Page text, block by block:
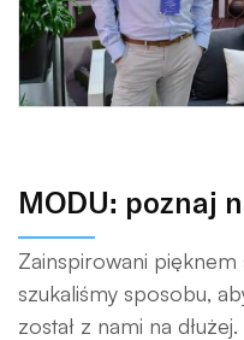
MODU: poznaj
Zainspirowani pięknem
szukaliśmy sposobu,
został z nami na